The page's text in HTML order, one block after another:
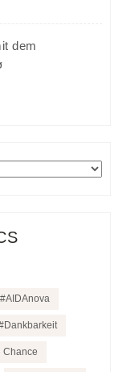
dem
AIDAnova
Dankbarkeit
Chance